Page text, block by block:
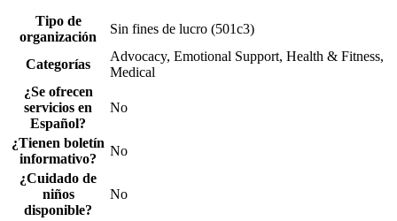
Tipo de
organización
Sin fines de lucro (501c3)
Categorías
Advocacy, Emotional Support, Health & Fitness,
Medical
¿Se ofrecen
servicios en
Español?
No
¿Tienen boletín
informativo?
No
¿Cuidado de
niños
disponible?
No